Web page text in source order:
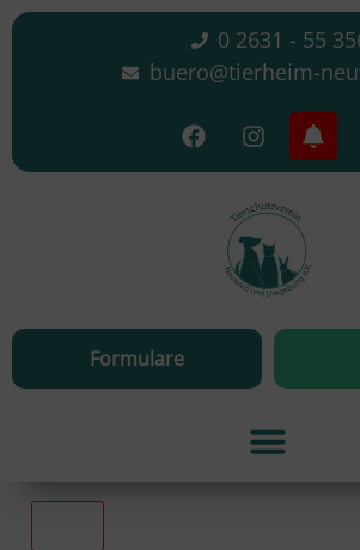
0 2631 - 55
buero@tierheim-
Formulare